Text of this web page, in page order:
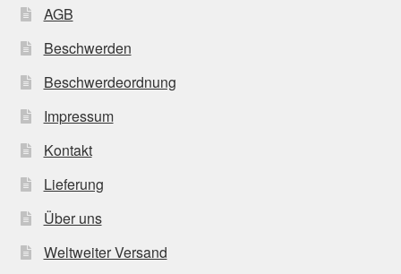
AGB
Beschwerden
Beschwerdeordnung
Impressum
Kontakt
Lieferung
Über uns
Weltweiter Versand